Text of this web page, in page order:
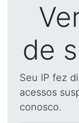
de
Seu IP fez
acessos
conosco.